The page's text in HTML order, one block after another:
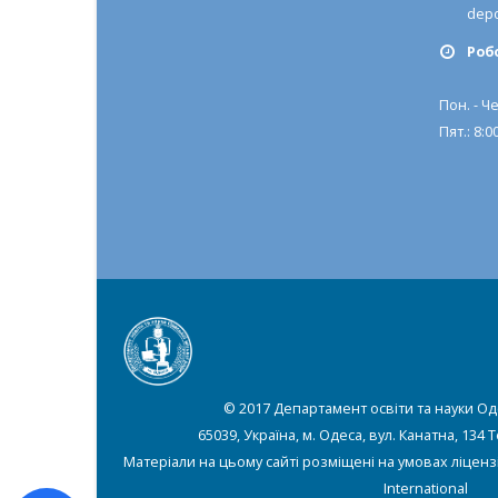
Пон. -
Пят.:
© 2017 Департамент освіти та науки
65039, Україна, м. Одеса, вул. Канатна, 134
Матеріали на цьому сайті розміщені на умовах
International